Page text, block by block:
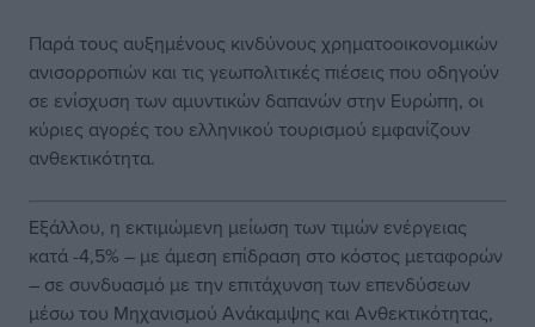
Παρά τους αυξημένους κινδύνους χρηματοοικονομικών
ανισορροπιών και τις γεωπολιτικές πιέσεις που οδηγούν
σε ενίσχυση των αμυντικών δαπανών στην Ευρώπη, οι
κύριες αγορές του ελληνικού τουρισμού εμφανίζουν
ανθεκτικότητα.
Εξάλλου, η εκτιμώμενη μείωση των τιμών ενέργειας
κατά -4,5% – με άμεση επίδραση στο κόστος μεταφορών
– σε συνδυασμό με την επιτάχυνση των επενδύσεων
μέσω του Μηχανισμού Ανάκαμψης και Ανθεκτικότητας,